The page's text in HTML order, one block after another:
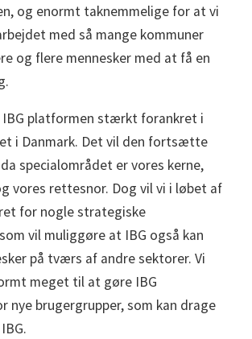
og enormt taknemmelige for at vi
med så mange kommuner
og flere mennesker med at få en
IBG platformen stærkt forankret i
i Danmark. Det vil den fortsætte
specialområdet er vores kerne,
vores rettesnor. Dog vil vi i løbet af
for nogle strategiske
vil muliggøre at IBG også kan
på tværs af andre sektorer. Vi
meget til at gøre IBG
brugergrupper, som kan drage